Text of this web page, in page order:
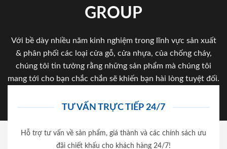
GROUP
Với bề dày nhiều năm kinh nghiệm trong lĩnh vực sản xuất
& phân phối các loại cửa gỗ, cửa nhựa, của chống cháy,
chúng tôi tin tưởng rằng những sản phẩm mà chúng tôi
mang tới cho bạn chắc chắn sẽ khiến bạn hài lòng tuyệt đối.
TƯ VẤN TRỰC TIẾP 24/7
Hỗ trợ tư vấn về sản phẩm, giá thành và các chính sách ưu
đãi chiết khấu cho khách hàng 24/7!